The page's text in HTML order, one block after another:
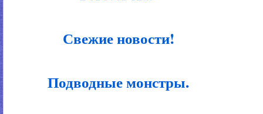
Свежие новости!
Подводные монстры.